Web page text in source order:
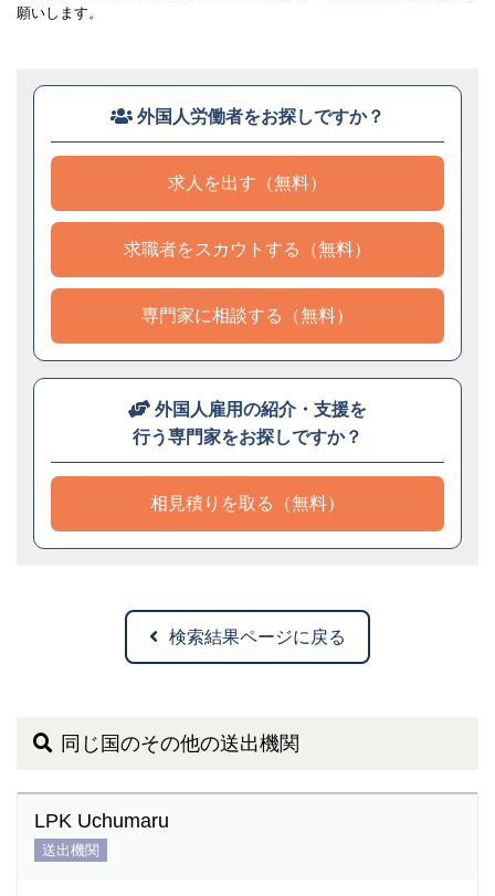
願いします。
外国人労働者をお探しですか？
求人を出す（無料）
求職者をスカウトする（無料）
専門家に相談する（無料）
外国人雇用の紹介・支援を
行う専門家をお探しですか？
相見積りを取る（無料）
検索結果ページに戻る
同じ国のその他の送出機関
LPK Uchumaru
送出機関